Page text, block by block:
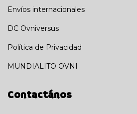
Envíos internacionales
DC Ovniversus
Política de Privacidad
MUNDIALITO OVNI
Contactános